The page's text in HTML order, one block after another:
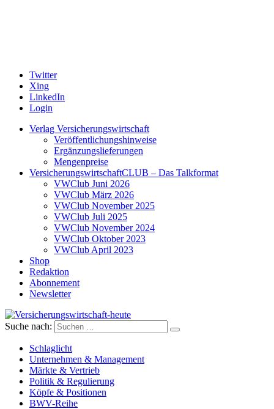
Twitter
Xing
LinkedIn
Login
Verlag Versicherungswirtschaft
Veröffentlichungshinweise
Ergänzungslieferungen
Mengenpreise
VersicherungswirtschaftCLUB – Das Talkformat
VWClub Juni 2026
VWClub März 2026
VWClub November 2025
VWClub Juli 2025
VWClub November 2024
VWClub Oktober 2023
VWClub April 2023
Shop
Redaktion
Abonnement
Newsletter
Versicherungswirtschaft-heute
Suche nach:
Schlaglicht
Unternehmen & Management
Märkte & Vertrieb
Politik & Regulierung
Köpfe & Positionen
BWV-Reihe